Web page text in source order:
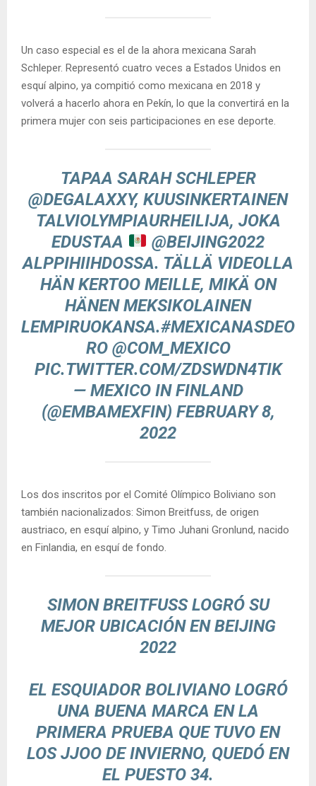
Un caso especial es el de la ahora mexicana Sarah
Schleper. Representó cuatro veces a Estados Unidos en
esquí alpino, ya compitió como mexicana en 2018 y
volverá a hacerlo ahora en Pekín, lo que la convertirá en la
primera mujer con seis participaciones en ese deporte.
TAPAA SARAH SCHLEPER
@DEGALAXXY, KUUSINKERTAINEN
TALVIOLYMPIAURHEILIJA, JOKA
EDUSTAA
@BEIJING2022
ALPPIHIIHDOSSA. TÄLLÄ VIDEOLLA
HÄN KERTOO MEILLE, MIKÄ ON
HÄNEN MEKSIKOLAINEN
LEMPIRUOKANSA.#MEXICANASDEO
RO @COM_MEXICO
PIC.TWITTER.COM/ZDSWDN4TIK
— MEXICO IN FINLAND
(@EMBAMEXFIN) FEBRUARY 8,
2022
Los dos inscritos por el Comité Olímpico Boliviano son
también nacionalizados: Simon Breitfuss, de origen
austriaco, en esquí alpino, y Timo Juhani Gronlund, nacido
en Finlandia, en esquí de fondo.
SIMON BREITFUSS LOGRÓ SU
MEJOR UBICACIÓN EN BEIJING
2022
EL ESQUIADOR BOLIVIANO LOGRÓ
UNA BUENA MARCA EN LA
PRIMERA PRUEBA QUE TUVO EN
LOS JJOO DE INVIERNO, QUEDÓ EN
EL PUESTO 34.